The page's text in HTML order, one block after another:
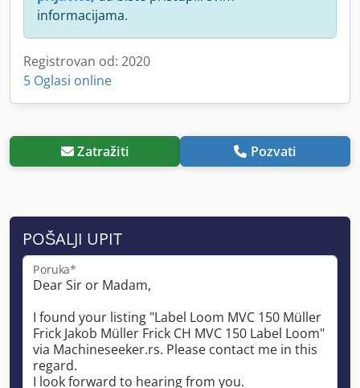
informacijama.
Registrovan od: 2020
5 Oglasi online
Zatražiti Pozvati
POŠALJI UPIT
Poruka*